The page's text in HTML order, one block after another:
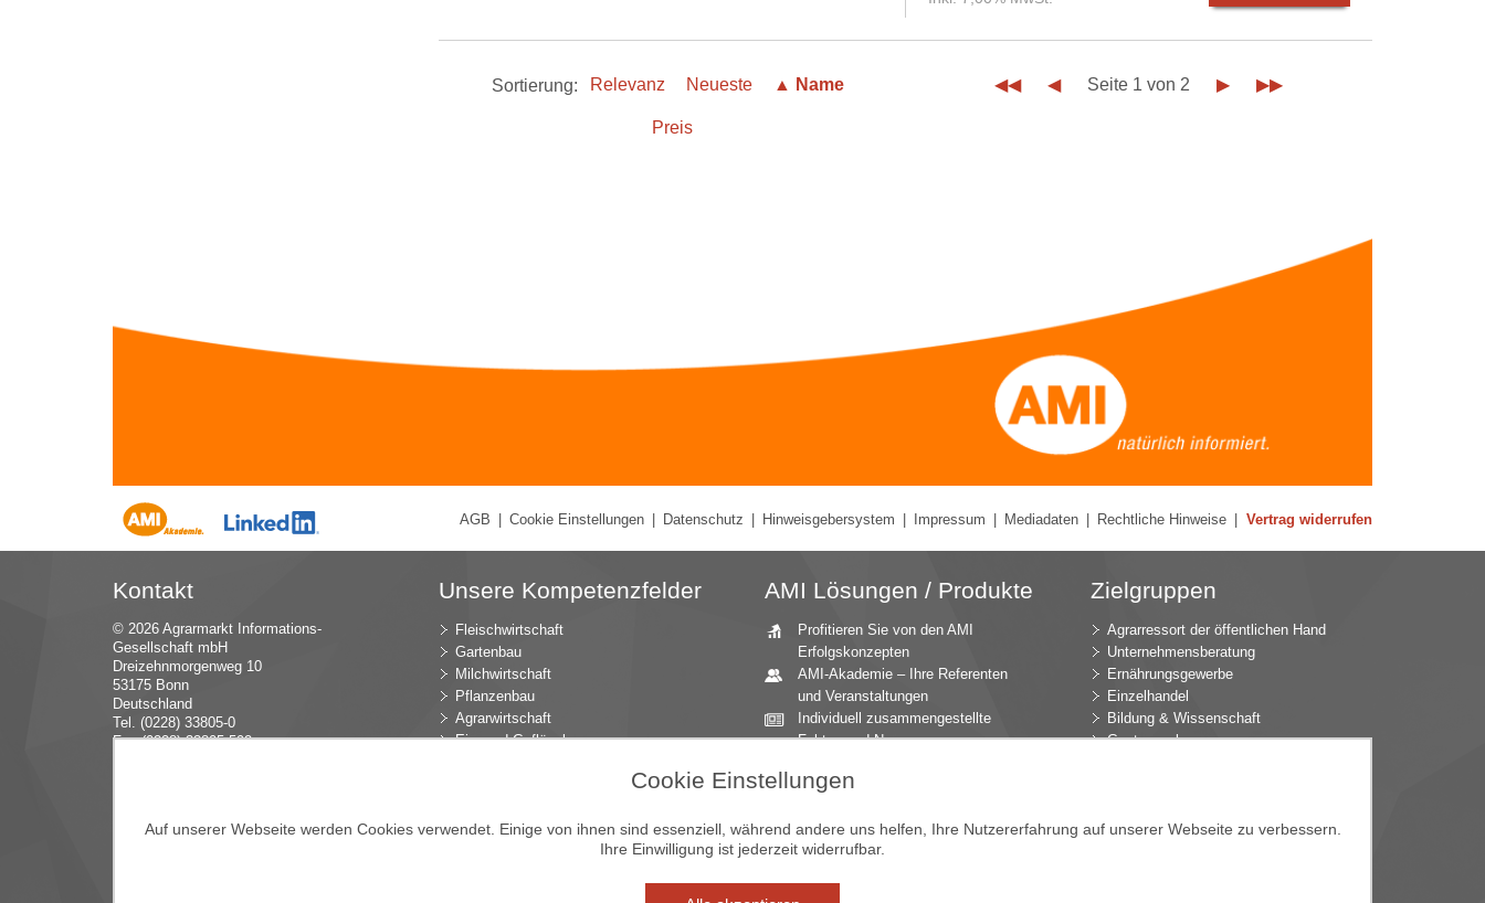
Cookie Einstellungen
Auf unserer Webseite werden Cookies verwendet. Einige von ihnen sind essenziell, während andere uns helfen, Ihre Nutzererfahrung auf unserer Webseite zu verbessern.
Ihre Einwilligung ist jederzeit widerrufbar.
Sortierung: Relevanz Neueste ▲ Name
Preis
◀◀ ◀ Seite 1 von 2 ▶ ▶▶
AGB Cookie Einstellungen Datenschutz Hinweisgebersystem Impressum Mediadaten Rechtliche Hinweise Vertrag widerrufen
Kontakt
© 2026 Agrarmarkt Informations-
Gesellschaft mbH
Dreizehnmorgenweg 10
53175 Bonn
Deutschland
Tel. (0228) 33805-0
Fax (0228) 33805-592
Unsere Kompetenzfelder
Fleischwirtschaft
Gartenbau
Milchwirtschaft
Pflanzenbau
Agrarwirtschaft
Eier und Geflügel
Düngemittel
Blumen und Zierpflanzen
AMI Lösungen / Produkte
Profitieren Sie von den AMI
Erfolgskonzepten
AMI-Akademie – Ihre Referenten
und Veranstaltungen
Individuell zusammengestellte
Fakten und News
Marktexperten
einen umfangreichen Überblick
Jahrbücher – einzigartige
Zielgruppen
Agrarressort der öffentlichen Hand
Unternehmensberatung
Ernährungsgewerbe
Einzelhandel
Bildung & Wissenschaft
Gastgewerbe
Gartenbau